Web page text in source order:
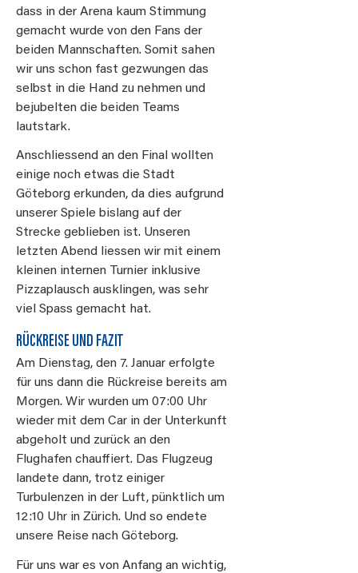
dass in der Arena kaum Stimmung
gemacht wurde von den Fans der
beiden Mannschaften. Somit sahen
wir uns schon fast gezwungen das
selbst in die Hand zu nehmen und
bejubelten die beiden Teams
lautstark.
Anschliessend an den Final wollten
einige noch etwas die Stadt
Göteborg erkunden, da dies aufgrund
unserer Spiele bislang auf der
Strecke geblieben ist. Unseren
letzten Abend liessen wir mit einem
kleinen internen Turnier inklusive
Pizzaplausch ausklingen, was sehr
viel Spass gemacht hat.
RÜCKREISE UND FAZIT
Am Dienstag, den 7. Januar erfolgte
für uns dann die Rückreise bereits am
Morgen. Wir wurden um 07:00 Uhr
wieder mit dem Car in der Unterkunft
abgeholt und zurück an den
Flughafen chauffiert. Das Flugzeug
landete dann, trotz einiger
Turbulenzen in der Luft, pünktlich um
12:10 Uhr in Zürich. Und so endete
unsere Reise nach Göteborg.
Für uns war es von Anfang an wichtig,